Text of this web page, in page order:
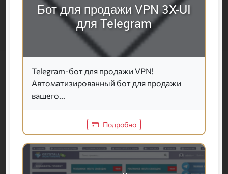
Бот для продажи VPN 3X-UI
для Telegram
Telegram-бот для продажи VPN!
Автоматизированный бот для продажи
вашего...
Подробно